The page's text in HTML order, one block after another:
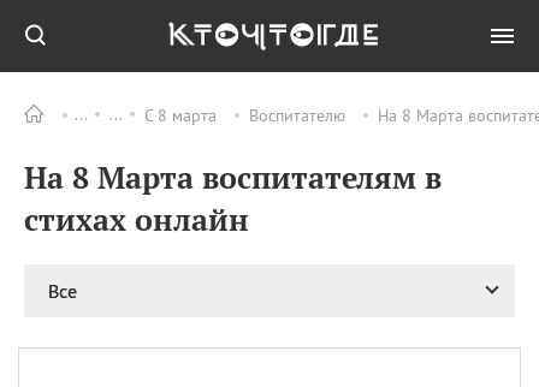
С 8 марта Воспитателю На 8 Марта
На 8 Марта воспитателям в
стихах онлайн
Все
ПРАЗДНИКИ Все
11.08 Рождество святителя
Николая Чудотворца
праздник